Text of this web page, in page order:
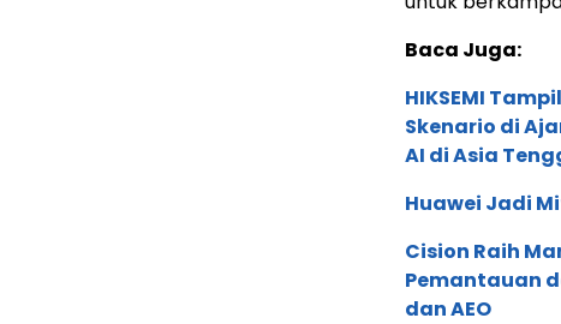
Baca Juga:
HIKSEMI
Skenario di
AI di Asia
Huawei Jadi
Cision Raih
Pemantauan
dan AEO